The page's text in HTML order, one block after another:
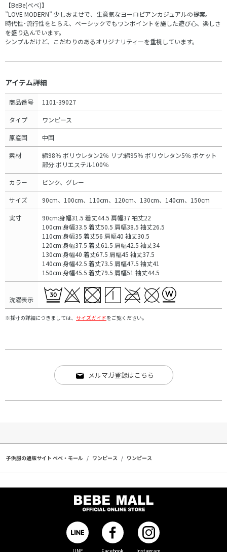
【BeBe(べべ)】
”LOVE MODERN” 少しおませで、生意気なヨーロピアンカジュアルの提案。
時代性･流行性をとらえ、ベーシックでもワンポイントを施した遊び心、楽しさ
を盛り込んでいます。
シンプルだけど、こだわりのあるオリジナリティーを重視しています。
アイテム詳細
商品番号 1101-39027
タイプ ワンピース
原産国 中国
素材
綿98％ ポリウレタン2％ リブ:綿95％ ポリウレタン5％ ポケット
部分:ポリエステル100％
カラー ピンク、グレー
サイズ 90cm、100cm、110cm、120cm、130cm、140cm、150cm
実寸
90cm:身幅31.5 着丈44.5 肩幅37 袖丈22
100cm:身幅33.5 着丈50.5 肩幅38.5 袖丈26.5
110cm:身幅35 着丈56 肩幅40 袖丈30.5
120cm:身幅37.5 着丈61.5 肩幅42.5 袖丈34
130cm:身幅40 着丈67.5 肩幅45 袖丈37.5
140cm:身幅42.5 着丈73.5 肩幅47.5 袖丈41
150cm:身幅45.5 着丈79.5 肩幅51 袖丈44.5
洗濯表示
※採寸の詳細につきましては、 サイズガイドをご覧ください。
メルマガ登録はこちら
子供服の通販サイト ベベ・モール ワンピース ワンピース